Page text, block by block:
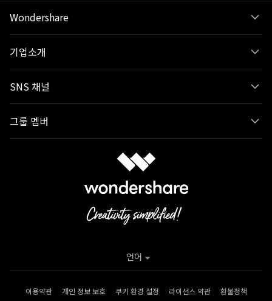
Wondershare
기업소개
SNS 채널
그룹 멤버
이용약관 개인 정보 보호 쿠키 환경 설정 라이선스 약관
환불정책
언어